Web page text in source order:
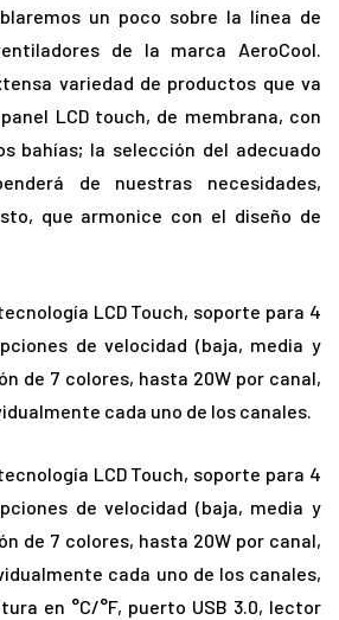
un poco sobre la línea de
de la marca AeroCool.
variedad de productos que va
LCD touch, de membrana, con
bahías; la selección del adecuado
de nuestras necesidades,
que armonice con el diseño de
LCD Touch, soporte para 4
de velocidad (baja, media y
de 7 colores, hasta 20W por canal,
cada uno de los canales.
LCD Touch, soporte para 4
de velocidad (baja, media y
de 7 colores, hasta 20W por canal,
cada uno de los canales,
en °C/°F, puerto USB 3.0, lector